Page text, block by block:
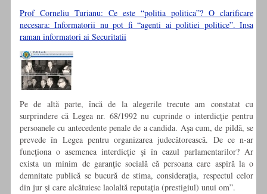
Prof Corneliu Turianu: Ce este “politia politica”? O clarificare
necesara: Informatorii nu pot fi “agenti ai politiei politice”. Insa
raman informatori ai Securitatii
Pe de altă parte, încă de la alegerile trecute am constatat cu
surprindere că Legea nr. 68/1992 nu cuprinde o interdicţie pentru
persoanele cu antecedente penale de a candida. Aşa cum, de pildă, se
prevede în Legea pentru organizarea judecătorească. De ce n-ar
funcţiona o asemenea interdicţie şi în cazul parlamentarilor? Ar
exista un minim de garanţie socială că persoana care aspiră la o
demnitate publică se bucură de stima, consideraţia, respectul celor
din jur şi care alcătuiesc laolaltă reputaţia (prestigiul) unui om”.